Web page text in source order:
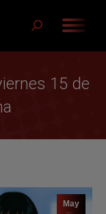
Buscar:
15 de
May